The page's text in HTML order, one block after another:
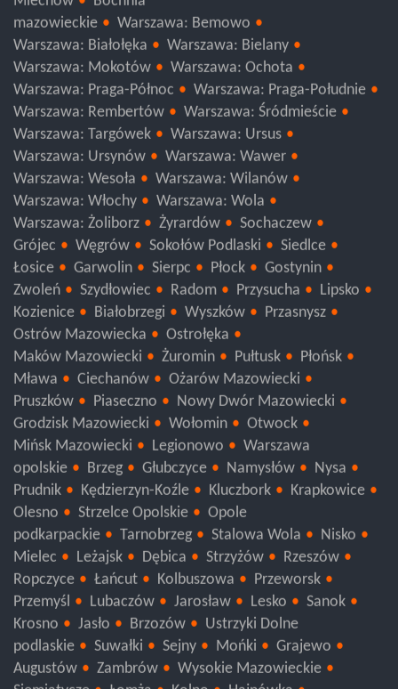
Miechów
Bochnia
mazowieckie
Warszawa: Bemowo
Warszawa: Białołęka
Warszawa: Bielany
Warszawa: Mokotów
Warszawa: Ochota
Warszawa: Praga-Północ
Warszawa: Praga-Południe
Warszawa: Rembertów
Warszawa: Śródmieście
Warszawa: Targówek
Warszawa: Ursus
Warszawa: Ursynów
Warszawa: Wawer
Warszawa: Wesoła
Warszawa: Wilanów
Warszawa: Włochy
Warszawa: Wola
Warszawa: Żoliborz
Żyrardów
Sochaczew
Grójec
Węgrów Sokołów Podlaski
Siedlce
Łosice
Garwolin Sierpc Płock
Gostynin
Zwoleń
Szydłowiec Radom Przysucha
Lipsko
Kozienice
Białobrzegi Wyszków
Przasnysz
Ostrów Mazowiecka
Ostrołęka
Maków Mazowiecki
Żuromin Pułtusk
Płońsk
Mława
Ciechanów
Ożarów Mazowiecki
Pruszków
Piaseczno
Nowy Dwór Mazowiecki
Grodzisk Mazowiecki
Wołomin
Otwock
Mińsk Mazowiecki
Legionowo
Warszawa
opolskie
Brzeg Głubczyce Namysłów
Nysa
Prudnik
Kędzierzyn-Koźle Kluczbork
Krapkowice
Olesno
Strzelce Opolskie
Opole
podkarpackie
Tarnobrzeg Stalowa Wola
Nisko
Mielec
Leżajsk Dębica Strzyżów
Rzeszów
Ropczyce
Łańcut Kolbuszowa
Przeworsk
Przemyśl
Lubaczów Jarosław Lesko
Sanok
Krosno
Jasło Brzozów
Ustrzyki Dolne
podlaskie
Suwałki Sejny Mońki
Grajewo
Augustów
Zambrów
Wysokie Mazowieckie